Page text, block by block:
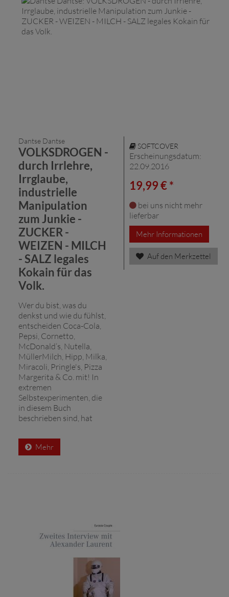
Dantse Dantse
VOLKSDROGEN -
durch Irrlehre,
Irrglaube,
industrielle
Manipulation
zum Junkie -
ZUCKER -
WEIZEN - MILCH
- SALZ legales
Kokain für das
Volk.
Wer du bist, was du
denkst und wie du fühlst,
entscheiden Coca-Cola,
Pepsi, Cornetto,
McDonald‘s, Nutella,
MüllerMilch, Hipp, Milka,
Miracoli, Pringle's, Pizza
Margerita & Co. mit! In
extremen
Selbstexperimenten, die
in diesem Buch
beschrieben sind, hat
Mehr
SOFTCOVER
Erscheinungsdatum:
22.09.2016
19,99 € *
bei uns nicht mehr
lieferbar
Mehr Informationen
Auf den Merkzettel